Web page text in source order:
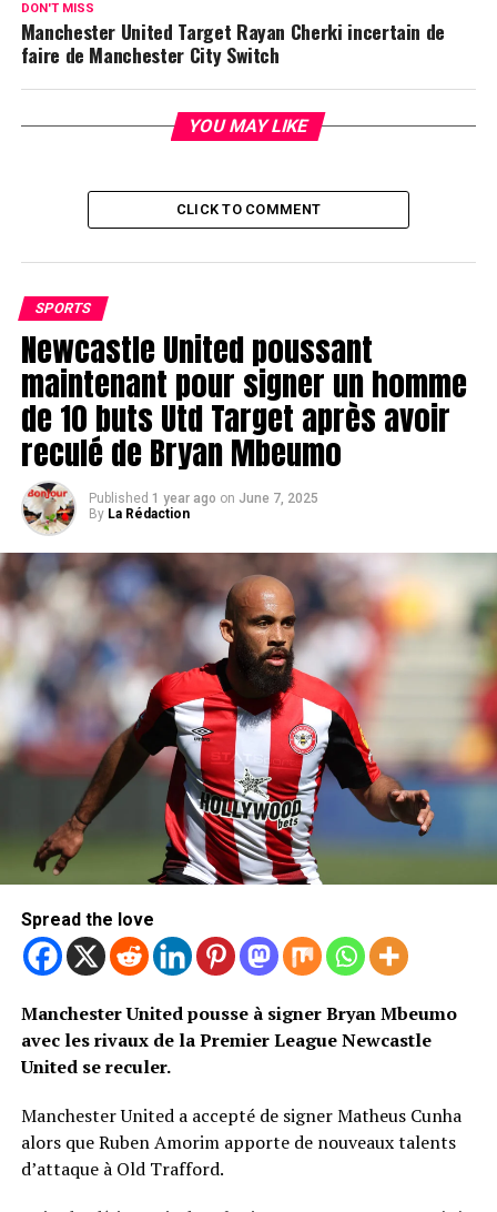
DON'T MISS
Manchester United Target Rayan Cherki incertain de
faire de Manchester City Switch
YOU MAY LIKE
CLICK TO COMMENT
SPORTS
Newcastle United poussant
maintenant pour signer un homme
de 10 buts Utd Target après avoir
reculé de Bryan Mbeumo
Published 1 year ago on June 7, 2025
By La Rédaction
Spread the love
Manchester United pousse à signer Bryan Mbeumo
avec les rivaux de la Premier League Newcastle
United se reculer.
Manchester United a accepté de signer Matheus Cunha
alors que Ruben Amorim apporte de nouveaux talents
d’attaque à Old Trafford.